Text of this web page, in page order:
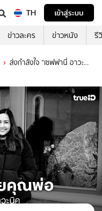
TH
เข้าสู่ระบบ
ข่าวละคร ข่าวหนัง รี
ส่งกำลังใจ "เซฟฟานี่ อาวะ